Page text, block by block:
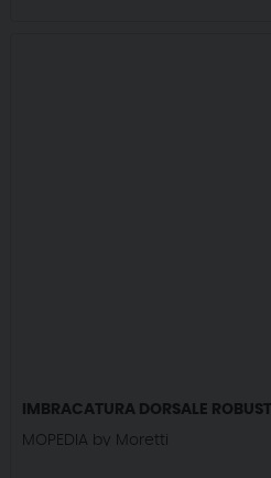
IMBRACATURA DORSALE
MOPEDIA by Moretti